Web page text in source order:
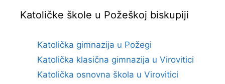
Katoličke škole u Požeškoj biskupiji
Katolička gimnazija u Požegi
Katolička klasična gimnazija u Virovitici
Katolička osnovna škola u Virovitici